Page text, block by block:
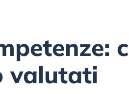
valutati